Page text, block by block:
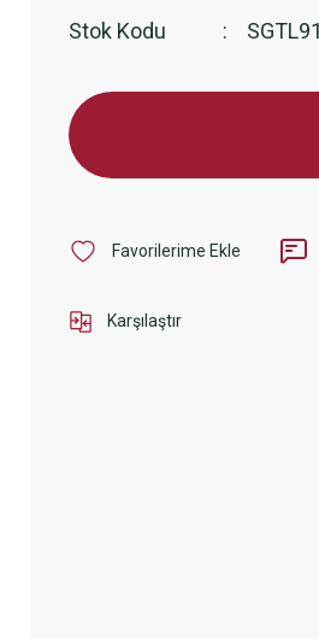
Stok Kodu
Karşılaştır